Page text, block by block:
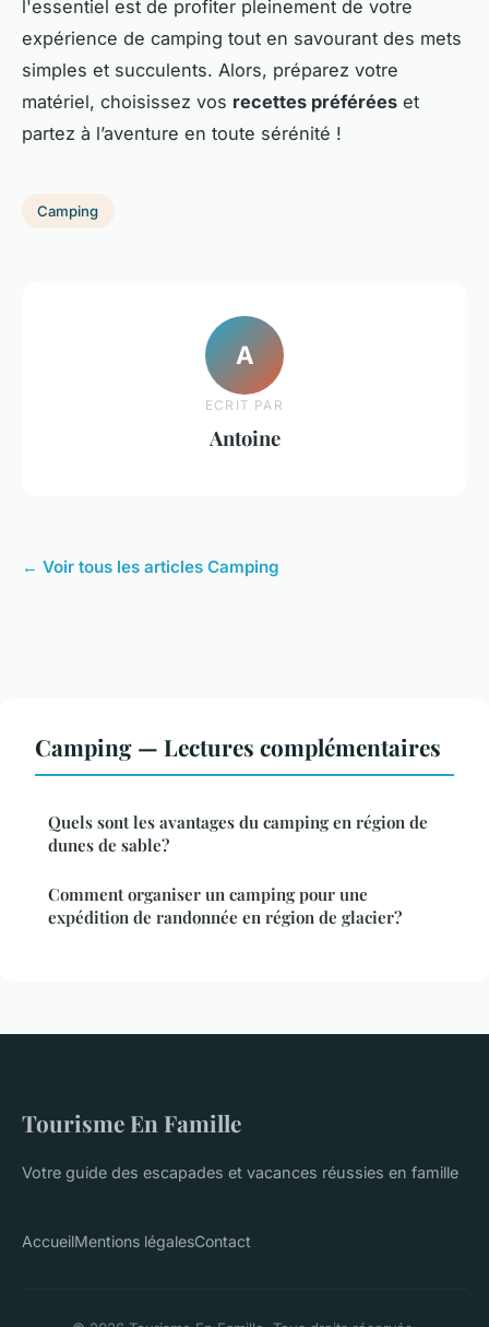
l'essentiel est de profiter pleinement de votre
expérience de camping tout en savourant des mets
simples et succulents. Alors, préparez votre
matériel, choisissez vos recettes préférées et
partez à l’aventure en toute sérénité !
Camping
A
ECRIT PAR
Antoine
← Voir tous les articles Camping
Camping — Lectures complémentaires
Quels sont les avantages du camping en région de
dunes de sable?
Comment organiser un camping pour une
expédition de randonnée en région de glacier?
Tourisme En Famille
Votre guide des escapades et vacances réussies en famille
AccueilMentions légalesContact